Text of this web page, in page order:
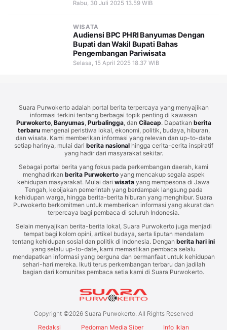
Rabu, 30 Juli 2025 13.59 WIB
WISATA
Audiensi BPC PHRI Banyumas Dengan
Bupati dan Wakil Bupati Bahas
Pengembangan Pariwisata
Selasa, 15 April 2025 18.37 WIB
Suara Purwokerto adalah portal berita terpercaya yang menyajikan
informasi terkini tentang berbagai topik penting di kawasan
Purwokerto, Banyumas, Purbalingga, dan Cilacap. Dapatkan berita
terbarumengenai peristiwa lokal, ekonomi, politik, budaya, hiburan,
dan wisata. Kami memberikan informasi yang relevan dan up-to-date
setiap harinya, mulai dari berita nasionalhingga cerita-cerita inspiratif
yang hadir dari masyarakat sekitar.
Sebagai portal berita yang fokus pada perkembangan daerah, kami
menghadirkan berita Purwokertoyang mencakup segala aspek
kehidupan masyarakat. Mulai dari wisata yang mempesona di Jawa
Tengah, kebijakan pemerintah yang berdampak langsung pada
kehidupan warga, hingga berita-berita hiburan yang menghibur. Suara
Purwokerto berkomitmen untuk memberikan informasi yang akurat dan
terpercaya bagi pembaca di seluruh Indonesia.
Selain menyajikan berita-berita lokal, Suara Purwokerto juga menjadi
tempat bagi kolom opini, artikel budaya, serta liputan mendalam
tentang kehidupan sosial dan politik di Indonesia. Dengan berita hari ini
yang selalu up-to-date, kami memastikan pembaca selalu
mendapatkan informasi yang berguna dan bermanfaat untuk kehidupan
sehari-hari mereka. Ikuti terus perkembangan terbaru dan jadilah
bagian dari komunitas pembaca setia kami di Suara Purwokerto.
Copyright ©2026 Suara Purwokerto. All Rights Reserved
Redaksi
Pedoman Media Siber Info Iklan